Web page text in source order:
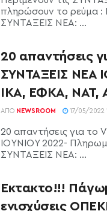
πληρώσουν το ρεύμα
ΣΥΝΤΑΞΕΙΣ ΝΕΑ: ...
20 απαντήσεις
ΣΥΝΤΑΞΕΙΣ ΝΕΑ
ΙΚΑ, ΕΦΚΑ, ΝΑΤ,
ΑΠΌ NEWSROOM 17/05/2022
20 απαντήσεις για το
ΙΟΥΝΙΟΥ 2022-
ΣΥΝΤΑΞΕΙΣ ΝΕΑ: ...
Έκτακτο!!!
ενισχύσεις